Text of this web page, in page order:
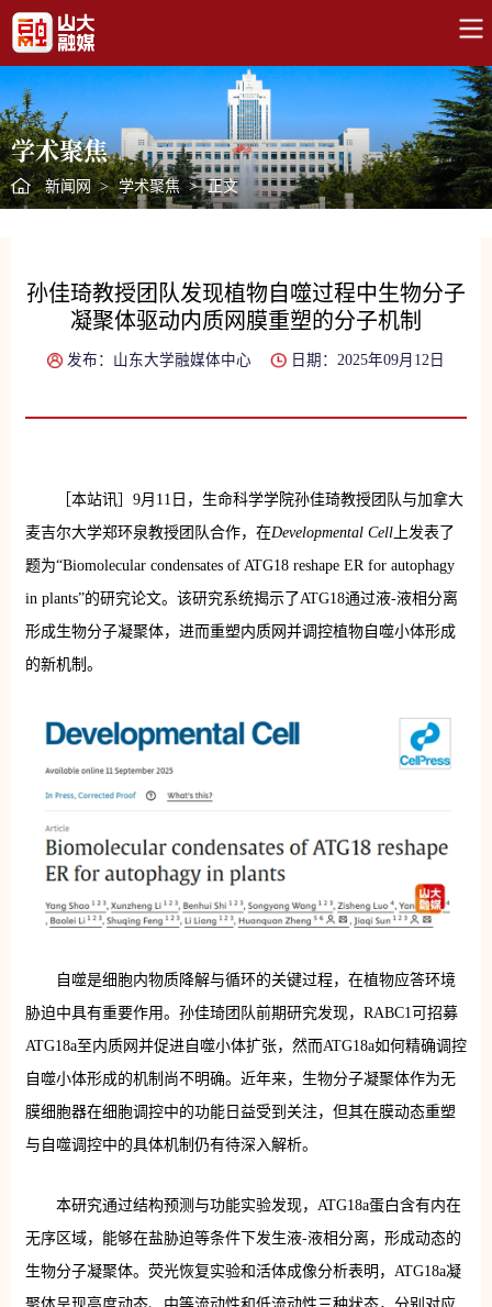
学术聚焦
新闻网 > 学术聚焦 > 正文
孙佳琦教授团队发现植物自噬过程中生物分子
凝聚体驱动内质网膜重塑的分子机制
发布：山东大学融媒体中心 日期：2025年09月12日
［本站讯］9月11日，生命科学学院孙佳琦教授团队与加拿大
麦吉尔大学郑环泉教授团队合作，在Developmental Cell上发表了
题为“Biomolecular condensates of ATG18 reshape ER for autophagy
in plants”的研究论文。该研究系统揭示了ATG18通过液-液相分离
形成生物分子凝聚体，进而重塑内质网并调控植物自噬小体形成
的新机制。
自噬是细胞内物质降解与循环的关键过程，在植物应答环境
胁迫中具有重要作用。孙佳琦团队前期研究发现，RABC1可招募
ATG18a至内质网并促进自噬小体扩张，然而ATG18a如何精确调控
自噬小体形成的机制尚不明确。近年来，生物分子凝聚体作为无
膜细胞器在细胞调控中的功能日益受到关注，但其在膜动态重塑
与自噬调控中的具体机制仍有待深入解析。
本研究通过结构预测与功能实验发现，ATG18a蛋白含有内在
无序区域，能够在盐胁迫等条件下发生液-液相分离，形成动态的
生物分子凝聚体。荧光恢复实验和活体成像分析表明，ATG18a凝